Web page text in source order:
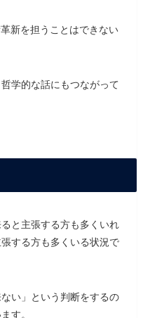
新を担うことはできない
学的な話にもつながって
と主張する方も多くいれ
する方も多くいる状況で
い」という判断をするの
す。